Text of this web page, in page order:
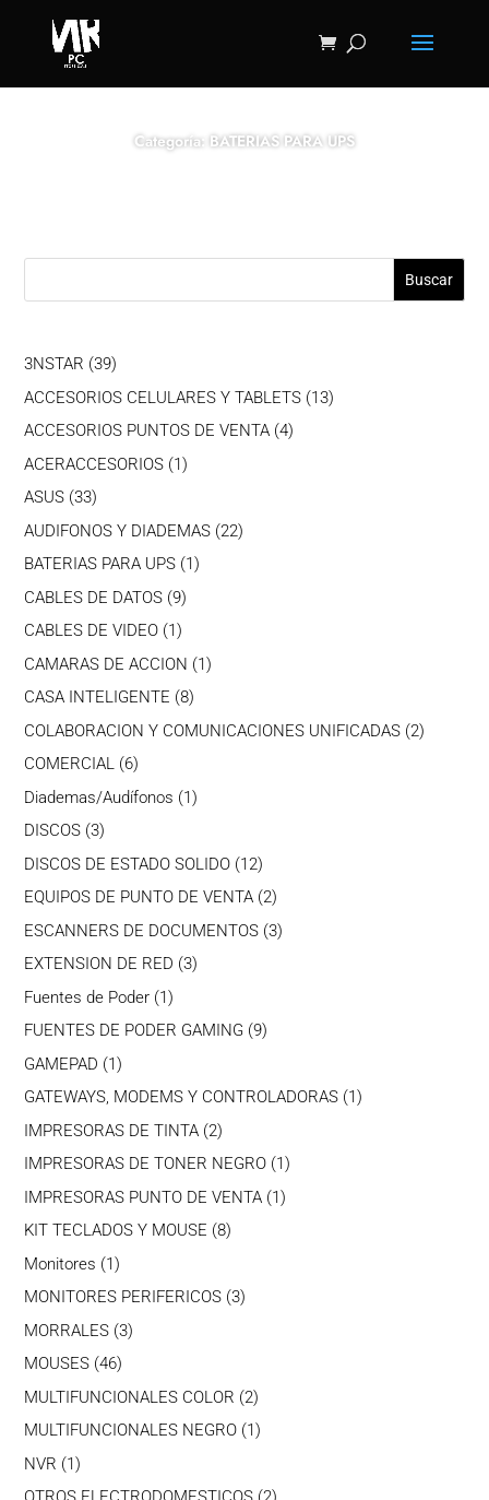
Categoría: BATERIAS PARA UPS
Buscar
3NSTAR 3939
productos
ACCESORIOS CELULARES Y TABLETS 1313
ACCESORIOS PUNTOS DE VENTA 44
ACERACCESORIOS 11
ASUS 3333
productos
AUDIFONOS Y DIADEMAS 2222
BATERIAS PARA UPS 1 1
CABLES DE DATOS 99
CABLES DE VIDEO 1 1
producto
CAMARAS DE ACCION 11
CASA INTELIGENTE 88
productos
COLABORACION Y COMUNICACIONES UNIFICADAS 22
COMERCIAL 66
productos
Diademas/Audífonos 11
DISCOS 33
productos
DISCOS DE ESTADO SOLIDO 1212
productos
EQUIPOS DE PUNTO DE VENTA 22
productos
ESCANNERS DE DOCUMENTOS 33
EXTENSION DE RED 33
Fuentes de Poder 11
producto
FUENTES DE PODER GAMING 99
GAMEPAD 11
producto
GATEWAYS, MODEMS Y CONTROLADORAS 1 1
IMPRESORAS DE TINTA 22
productos
IMPRESORAS DE TONER NEGRO 1 1
IMPRESORAS PUNTO DE VENTA 11
KIT TECLADOS Y MOUSE 88
Monitores 11
producto
MONITORES PERIFERICOS 33
MORRALES 33
MOUSES 4646
productos
MULTIFUNCIONALES COLOR 22
productos
MULTIFUNCIONALES NEGRO 1 1
NVR 11
producto
2